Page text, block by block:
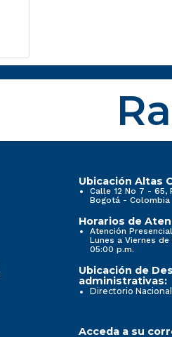
Ubicación Altas
Calle 12 No 7 - 65,
Bogotá - Colombia
Horarios de
Atención
Lunes a Viernes
05:00 p.m.
Ubicación de
administrativas:
Directorio Nacional
Acceda a su